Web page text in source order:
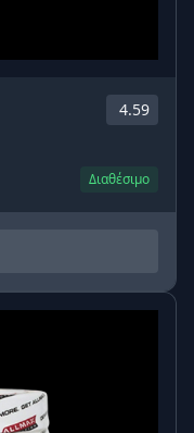
4.59
Διαθέσιμο